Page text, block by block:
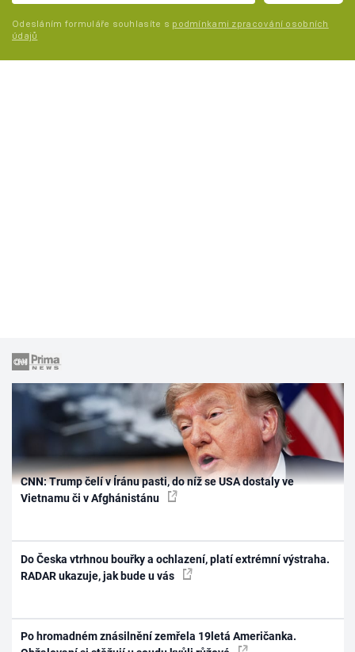
Odesláním formuláře souhlasíte s podmínkami zpracování osobních
údajů
CNN: Trump čelí v Íránu pasti, do níž se USA dostaly ve
Vietnamu či v Afghánistánu
Do Česka vtrhnou bouřky a ochlazení, platí extrémní výstraha.
RADAR ukazuje, jak bude u vás
Po hromadném znásilnění zemřela 19letá Američanka.